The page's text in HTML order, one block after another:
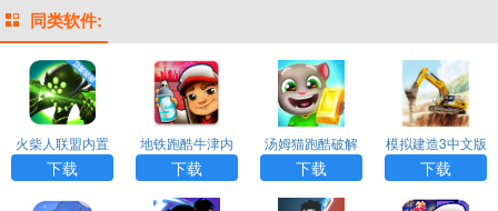
同类软件:
火柴人联盟内置
功能菜单下载
下载
地铁跑酷牛津内
购版内置菜单
下载
汤姆猫跑酷破解
版下载免费
下载
模拟建造3中文版
无限金币无限等
级
下载